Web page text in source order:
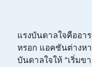
แรงบันดาลใจคืออา
หรอก แอคชันต่างห
บันดาลใจให้ “เริ่ม